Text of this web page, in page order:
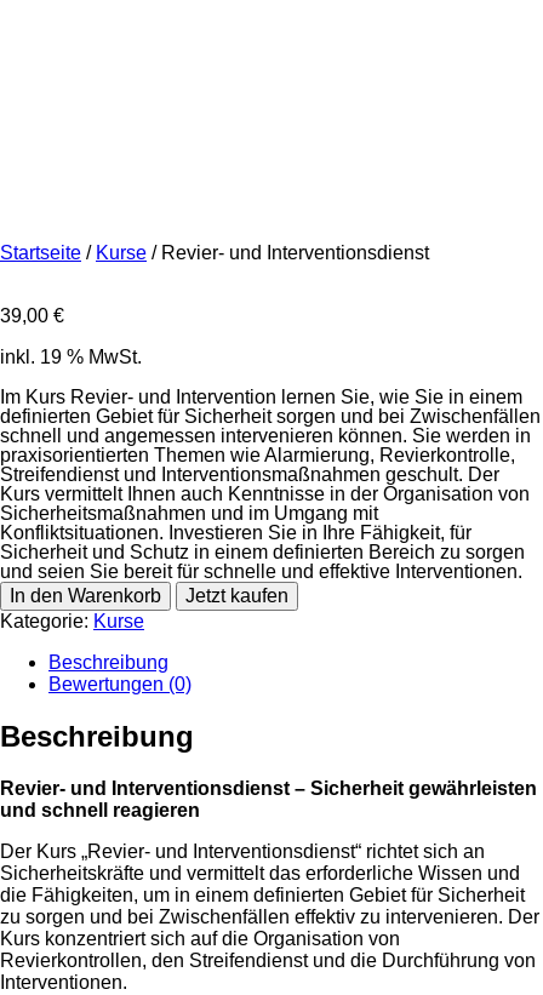
Startseite / Kurse / Revier- und Interventionsdienst
39,00 €
inkl. 19 % MwSt.
Im Kurs Revier- und Intervention lernen Sie, wie Sie in einem
definierten Gebiet für Sicherheit sorgen und bei Zwischenfällen
schnell und angemessen intervenieren können. Sie werden in
praxisorientierten Themen wie Alarmierung, Revierkontrolle,
Streifendienst und Interventionsmaßnahmen geschult. Der
Kurs vermittelt Ihnen auch Kenntnisse in der Organisation von
Sicherheitsmaßnahmen und im Umgang mit
Konfliktsituationen. Investieren Sie in Ihre Fähigkeit, für
Sicherheit und Schutz in einem definierten Bereich zu sorgen
und seien Sie bereit für schnelle und effektive Interventionen.
In den Warenkorb
Jetzt kaufen
Kategorie: Kurse
Beschreibung
Bewertungen (0)
Beschreibung
Revier- und Interventionsdienst – Sicherheit gewährleisten
und schnell reagieren
Der Kurs „Revier- und Interventionsdienst“ richtet sich an
Sicherheitskräfte und vermittelt das erforderliche Wissen und
die Fähigkeiten, um in einem definierten Gebiet für Sicherheit
zu sorgen und bei Zwischenfällen effektiv zu intervenieren. Der
Kurs konzentriert sich auf die Organisation von
Revierkontrollen, den Streifendienst und die Durchführung von
Interventionen.